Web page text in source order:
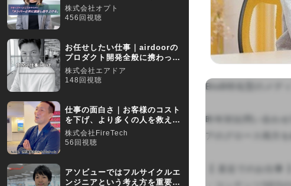
やりがいを感じています
株式会社オプト
456回視聴
お任せしたい仕事｜airdoorの
プロダクト開発全般に携わって
いただきます
株式会社エアドア
148回視聴
仕事の面白さ｜お客様のコスト
を下げ、より多くの人を救える
ことが醍醐味
株式会社FireTech
56回視聴
アソビューではフルサイクルエ
ンジニアという考え方を重要視
BtoB特化型のメデ
昨年対比問い合わ
アのグロース両方